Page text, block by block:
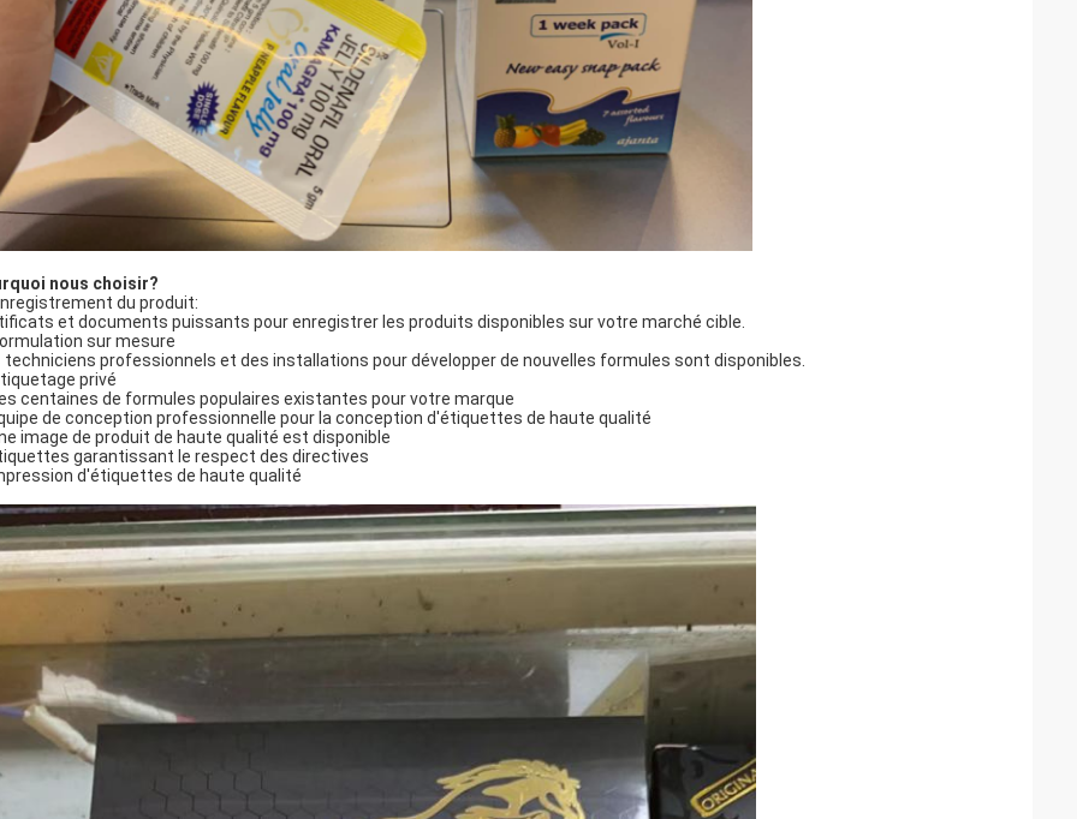
nous choisir?
du produit:
et documents puissants pour enregistrer les produits disponibles sur votre marché cible.
sur mesure
techniciens professionnels et des installations pour développer de nouvelles formules sont disponibles.
privé
centaines de formules populaires existantes pour votre marque
de conception professionnelle pour la conception d'étiquettes de haute qualité
image de produit de haute qualité est disponible
garantissant le respect des directives
d'étiquettes de haute qualité